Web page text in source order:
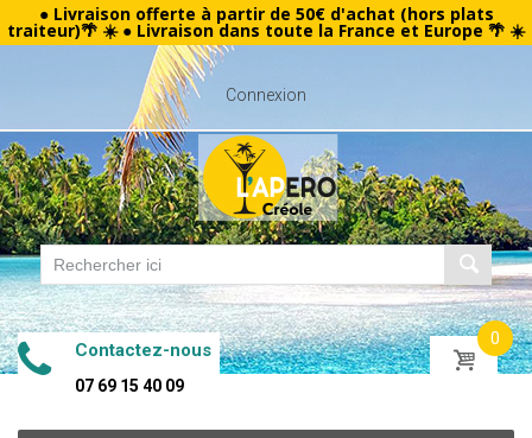
● Livraison offerte à partir de 50€ d'achat (hors plats
traiteur)🌴 ☀️ ● Livraison dans toute la France et Europe 🌴 ☀️
Connexion
Contactez-nous
07 69 15 40 09
0